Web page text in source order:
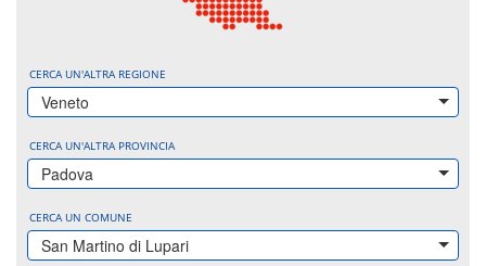
CERCA UN'ALTRA REGIONE
Veneto
CERCA UN'ALTRA PROVINCIA
Padova
CERCA UN COMUNE
San Martino di Lupari